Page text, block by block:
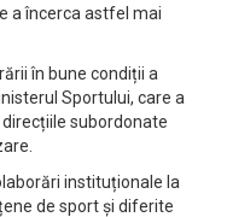
a încerca astfel mai
în bune condiții a
Sportului, care a
subordonate
instituționale la
de sport și diferite